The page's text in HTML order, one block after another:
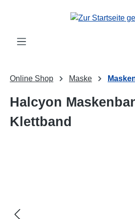
Zum Hauptinhalt springen
Online Shop Maske
Halcyon
Klettband